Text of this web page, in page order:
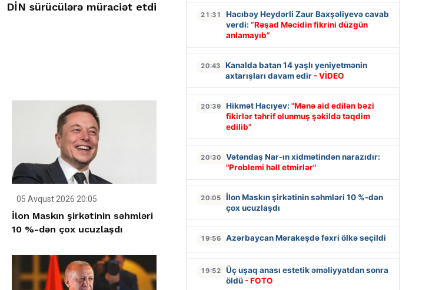
DİN sürücülərə müraciət etdi
05 Avqust 2026 20:05
İlon Maskın şirkətinin səhmləri
10 %-dən çox ucuzlaşdı
21:31
Hacıbəy Heydərli Zaur Baxşəliyevə cavab
verdi: “Rəşad Məcidin fikrini düzgün
anlamayıb”
20:43
Kanalda batan 14 yaşlı yeniyetmənin
axtarışları davam edir - VİDEO
20:39 Hikmət Hacıyev: "Mənə aid edilən bəzi
fikirlər təhrif olunmuş şəkildə təqdim
edilib"
20:30
Vətəndaş Nar-ın xidmətindən narazıdır:
"Problemi həll etmirlər"
20:05
İlon Maskın şirkətinin səhmləri 10 %-dən
çox ucuzlaşdı
19:56 Azərbaycan Mərakeşdə fəxri ölkə seçildi
19:52
Üç uşaq anası estetik əməliyyatdan sonra
öldü - FOTO